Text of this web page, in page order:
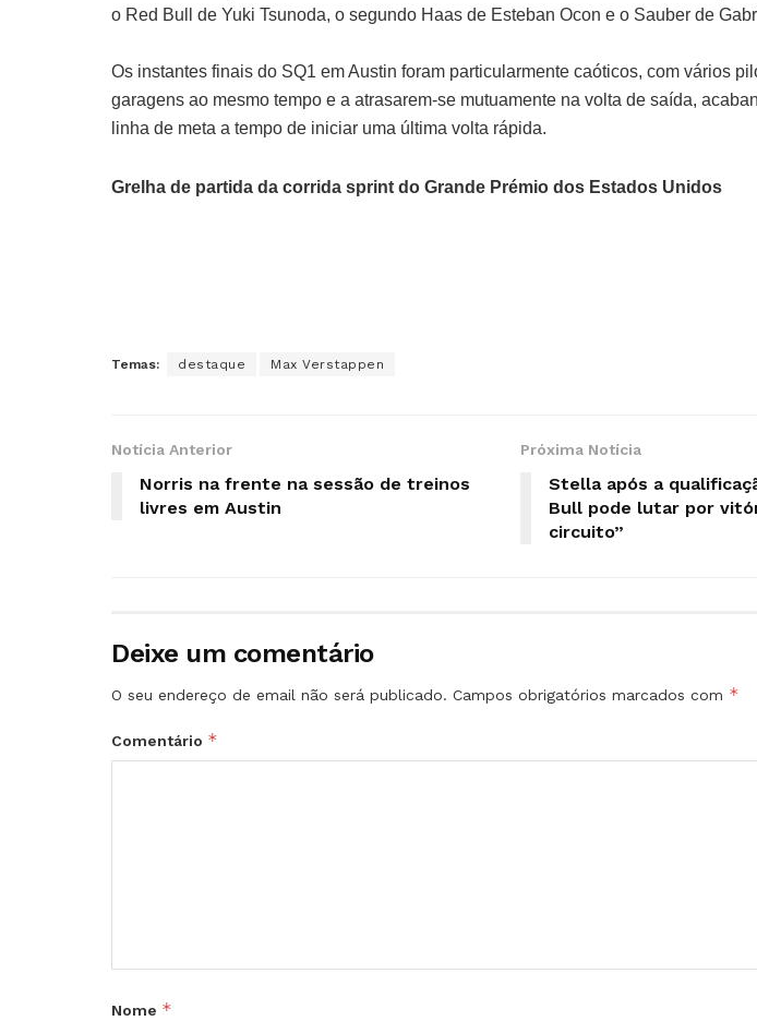
o Red Bull de Yuki Tsunoda, o segundo Haas de Esteban Ocon e o Sauber de
Os instantes finais do SQ1 em Austin foram particularmente caóticos, com vários
garagens ao mesmo tempo e a atrasarem-se mutuamente na volta de saída,
linha de meta a tempo de iniciar uma última volta rápida.
Grelha de partida da corrida sprint do Grande Prémio dos Estados Unidos
Temas: destaque Max Verstappen
Notícia Anterior
Norris na frente na sessão de treinos
livres em Austin
Próxima Notícia
Stella após a
Bull pode lutar por
circuito”
Deixe um comentário
O seu endereço de email não será publicado. Campos obrigatórios marcados com *
Comentário *
Nome *